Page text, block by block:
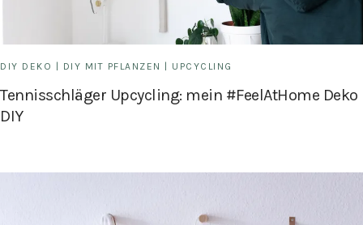
DIY DEKO DIY MIT PFLANZEN UPCYCLING
Tennisschläger Upcycling: mein #FeelAtHome Deko
DIY